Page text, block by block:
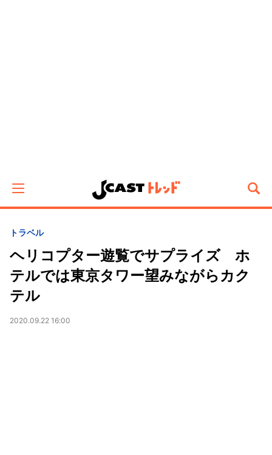
トラベル
ヘリコプター遊覧でサプライズ ホ
テルでは東京タワー望みながらカク
テル
2020.09.22 16:00